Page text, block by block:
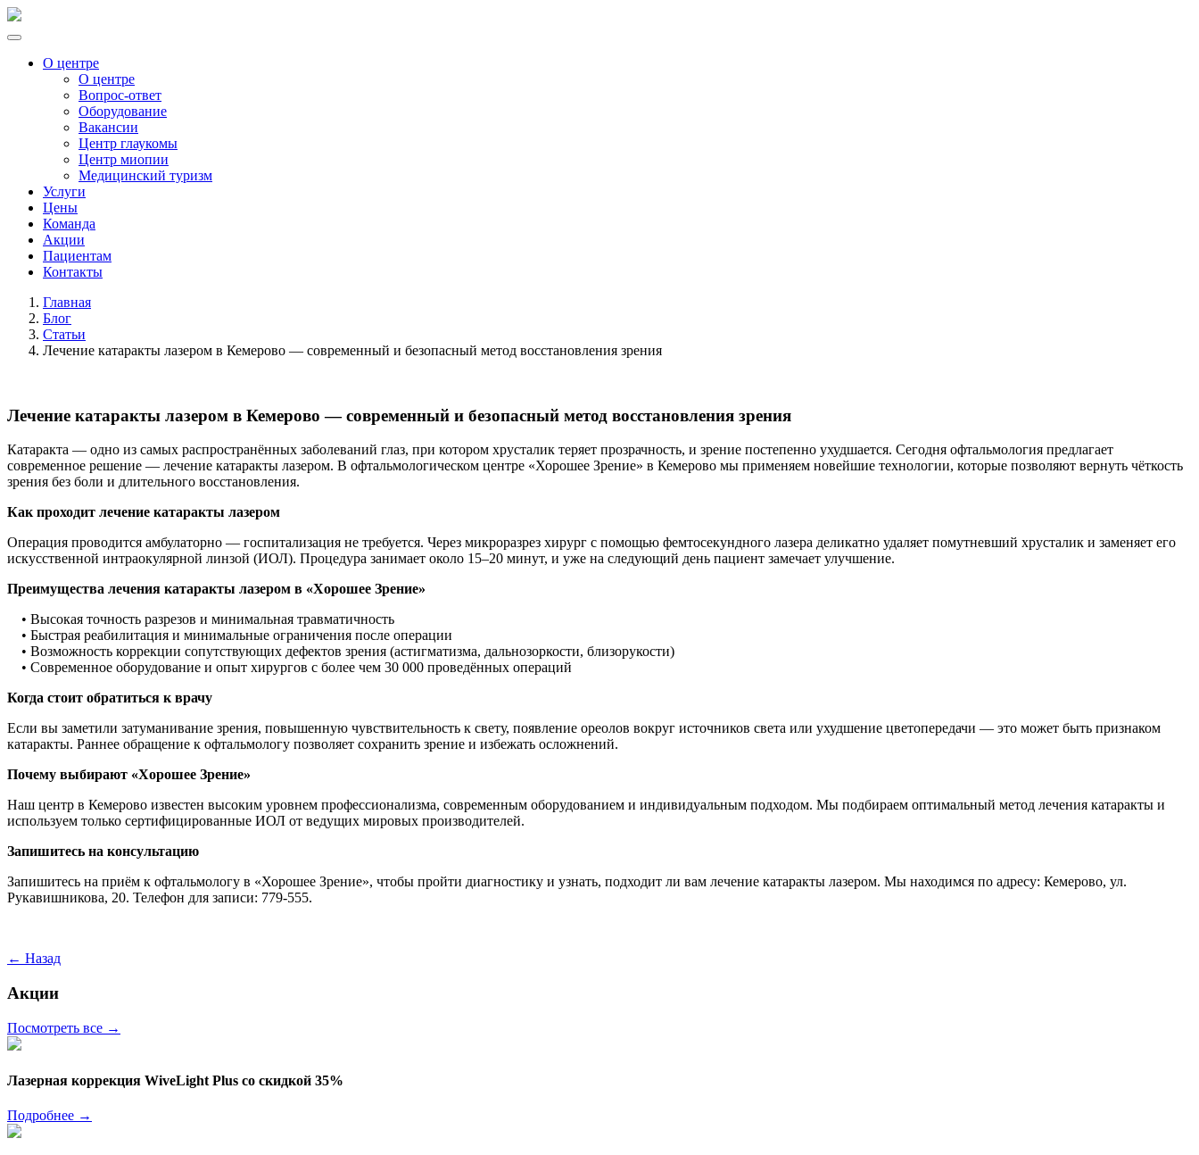
О центре
О центре
Вопрос-ответ
Оборудование
Вакансии
Центр глаукомы
Центр миопии
Медицинский туризм
Услуги
Цены
Команда
Акции
Пациентам
Контакты
Главная
Блог
Статьи
Лечение катаракты лазером в Кемерово — современный и безопасный метод восстановления зрения
Лечение катаракты лазером в Кемерово — современный и безопасный метод восстановления зрения
Катаракта — одно из самых распространённых заболеваний глаз, при котором хрусталик теряет прозрачность, и зрение постепенно ухудшается. Сегодня офтальмология предлагает
современное решение — лечение катаракты лазером. В офтальмологическом центре «Хорошее Зрение» в Кемерово мы применяем новейшие технологии, которые позволяют вернуть чёткость
зрения без боли и длительного восстановления.
Как проходит лечение катаракты лазером
Операция проводится амбулаторно — госпитализация не требуется. Через микроразрез хирург с помощью фемтосекундного лазера деликатно удаляет помутневший хрусталик и заменяет его
искусственной интраокулярной линзой (ИОЛ). Процедура занимает около 15–20 минут, и уже на следующий день пациент замечает улучшение.
Преимущества лечения катаракты лазером в «Хорошее Зрение»
• Высокая точность разрезов и минимальная травматичность
• Быстрая реабилитация и минимальные ограничения после операции
• Возможность коррекции сопутствующих дефектов зрения (астигматизма, дальнозоркости, близорукости)
• Современное оборудование и опыт хирургов с более чем 30 000 проведённых операций
Когда стоит обратиться к врачу
Если вы заметили затуманивание зрения, повышенную чувствительность к свету, появление ореолов вокруг источников света или ухудшение цветопередачи — это может быть признаком
катаракты. Раннее обращение к офтальмологу позволяет сохранить зрение и избежать осложнений.
Почему выбирают «Хорошее Зрение»
Наш центр в Кемерово известен высоким уровнем профессионализма, современным оборудованием и индивидуальным подходом. Мы подбираем оптимальный метод лечения катаракты и
используем только сертифицированные ИОЛ от ведущих мировых производителей.
Запишитесь на консультацию
Запишитесь на приём к офтальмологу в «Хорошее Зрение», чтобы пройти диагностику и узнать, подходит ли вам лечение катаракты лазером. Мы находимся по адресу: Кемерово, ул.
Рукавишникова, 20. Телефон для записи: 779-555.
← Назад
Акции
Посмотреть все →
Лазерная коррекция WiveLight Plus со скидкой 35%
Подробнее →